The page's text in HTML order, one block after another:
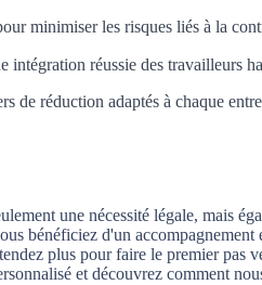
minimiser les risques liés à la
intégration réussie des travailleurs
de réduction adaptés à chaque
une nécessité légale, mais
bénéficiez d'un
plus pour faire le premier pas
et découvrez comment